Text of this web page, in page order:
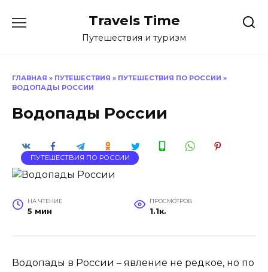
Travels Time
Путешествия и туризм
ГЛАВНАЯ » ПУТЕШЕСТВИЯ » ПУТЕШЕСТВИЯ ПО РОССИИ »
ВОДОПАДЫ РОССИИ
Водопады России
ПУТЕШЕСТВИЯ ПО РОССИИ
НА ЧТЕНИЕ
5 мин
ПРОСМОТРОВ
1.1к.
Водопады в России – явление не редкое, но по